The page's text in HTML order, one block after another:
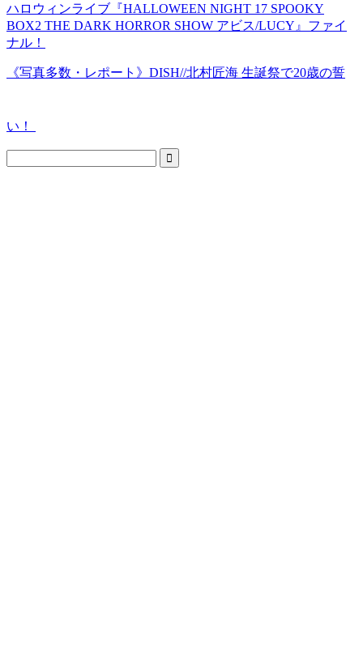
ハロウィンライブ『HALLOWEEN NIGHT 17 SPOOKY
BOX2 THE DARK HORROR SHOW アビス/LUCY』ファイ
ナル！
《写真多数・レポート》DISH//北村匠海 生誕祭で20歳の誓
い！